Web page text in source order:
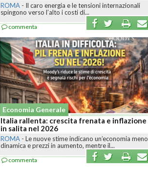
ROMA- Il caro energia e le tensioni internazionali
spingono verso l’alto i costi di...
commenta
Economia Generale
Italia rallenta: crescita frenata e inflazione
in salita nel 2026
ROMA- Le nuove stime indicano un’economia meno
dinamica e prezzi in aumento, mentre il...
commenta